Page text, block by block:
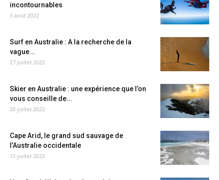
incontournables
3 août 2022
Surf en Australie : A la recherche de la
vague...
27 juillet 2022
Skier en Australie : une expérience que l’on
vous conseille de...
20 juillet 2022
Cape Arid, le grand sud sauvage de
l’Australie occidentale
13 juillet 2022